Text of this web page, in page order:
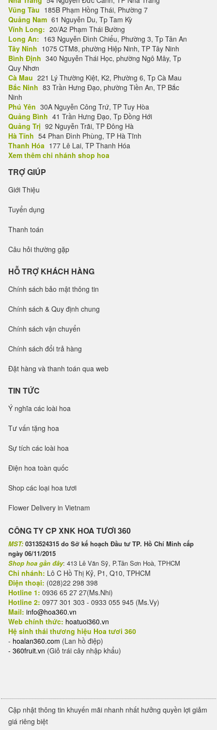
Vũng Tàu 185B Phạm Hồng Thái, Phường 7
Quảng Nam 61 Nguyễn Du, Tp Tam Kỳ
Vĩnh Long: 20/A2 Phạm Thái Bường
Long An: 163 Nguyễn Đình Chiểu, Phường 3, Tp Tân An
Tây Ninh 1075 CTM8, phường Hiệp Ninh, TP Tây Ninh
Bình Định 340 Nguyễn Thái Học, phường Ngô Mây, Tp
Quy Nhơn
Cà Mau 221 Lý Thường Kiệt, K2, Phường 6, Tp Cà Mau
Bắc Ninh 83 Trần Hưng Đạo, phường Tiền An, TP Bắc
Ninh
Phú Yên 30A Nguyễn Công Trứ, TP Tuy Hòa
Quảng Bình 41 Trần Hưng Đạo, Tp Đồng Hới
Quảng Trị 92 Nguyễn Trãi, TP Đông Hà
Hà Tĩnh 54 Phan Đình Phùng, TP Hà Tĩnh
Thanh Hóa 177 Lê Lai, TP Thanh Hóa
Xem thêm chi nhánh shop hoa
TRỢ GIÚP
Giới Thiệu
Tuyển dụng
Thanh toán
Câu hỏi thường gặp
HỖ TRỢ KHÁCH HÀNG
Chính sách bảo mật thông tin
Chính sách & Quy định chung
Chính sách vận chuyển
Chính sách đổi trả hàng
Đặt hàng và thanh toán qua web
TIN TỨC
Ý nghĩa các loài hoa
Tư vấn tặng hoa
Sự tích các loài hoa
Điện hoa toàn quốc
Shop các loại hoa tươi
Flower Delivery in Vietnam
CÔNG TY CP XNK HOA TƯƠI 360
MST: 0313524315 do Sở kế hoạch Đầu tư TP. Hồ Chí Minh cấp
ngày 06/11/2015
Shop hoa gần đây: 413 Lê Văn Sỹ, P.Tân Sơn Hoà, TPHCM
Chi nhánh: Lô C Hồ Thị Kỷ, P1, Q10, TPHCM
Điện thoại: (028)22 298 398
Hotline 1: 0936 65 27 27(Ms.Nhi)
Hotline 2: 0977 301 303 - 0933 055 945 (Ms.Vy)
Mail: info@hoa360.vn
Web chính thức: hoatuoi360.vn
Hệ sinh thái thương hiệu Hoa tươi 360
- hoalan360.com (Lan hồ điệp)
- 360fruit.vn (Giỏ trái cây nhập khẩu)
Cập nhật thông tin khuyến mãi nhanh nhất hưởng quyền lợi giảm
giá riêng biệt